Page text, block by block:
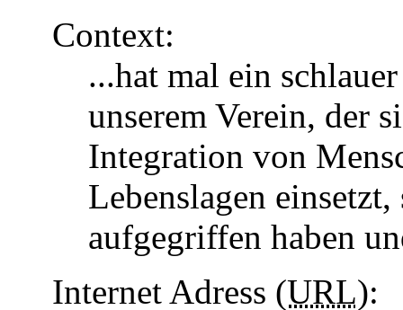
Context:
...hat mal ein
unserem Verein, der
Integration von
Lebenslagen
aufgegriffen haben
Internet Adress (URL):